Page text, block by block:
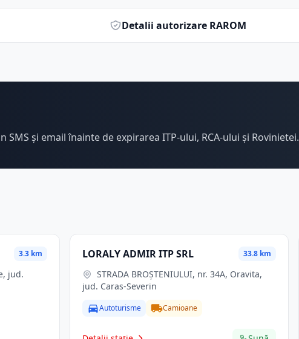
Detalii autorizare RAROM
și email înainte de expirarea ITP-ului, RCA-ului și Rovinietei.
3.3 km LORALY ADMIR ITP SRL 33.8 km
jud. Caras-Severin
Autoturisme Camioane